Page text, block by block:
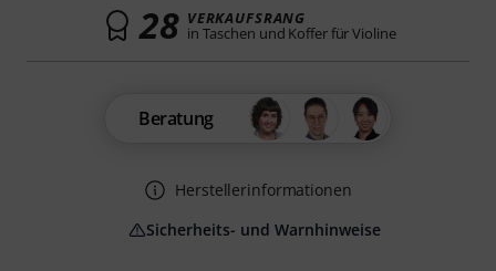
28 VERKAUFSRANG
in Taschen und Koffer für Violine
Beratung
Herstellerinformationen
Sicherheits- und Warnhinweise